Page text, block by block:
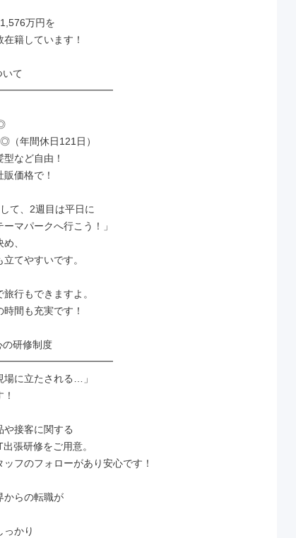
万円を
籍しています！
いて
（年間休日121日）
型など自由！
販価格で！
て、2週目は平日に
マパークへ行こう！」
、
てやすいです。
行もできますよ。
間も充実です！
の研修制度
場に立たされる…」
や接客に関する
張研修をご用意。
フのフォローがあり安心です！
からの転職が
っかり